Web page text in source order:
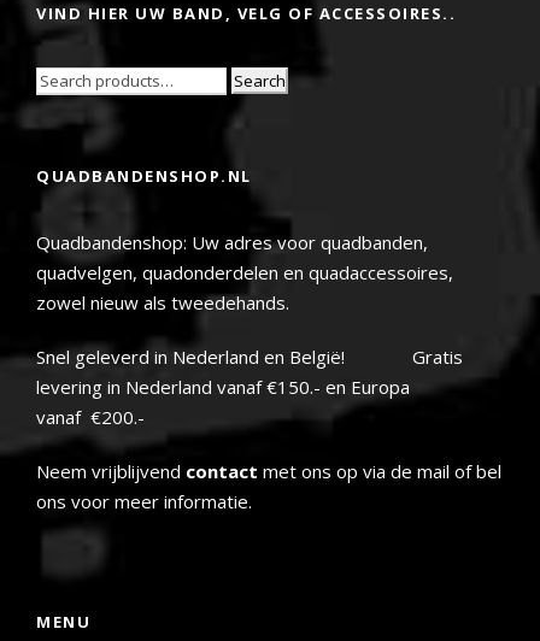
VIND HIER UW BAND, VELG OF ACCESSOIRES..
Search
QUADBANDENSHOP.NL
Quadbandenshop: Uw adres voor quadbanden,
quadvelgen, quadonderdelen en quadaccessoires,
zowel nieuw als tweedehands.
Snel geleverd in Nederland en België! Gratis
levering in Nederland vanaf €150.- en Europa
vanaf €200.-
Neem vrijblijvend contact met ons op via de mail of bel
ons voor meer informatie.
MENU